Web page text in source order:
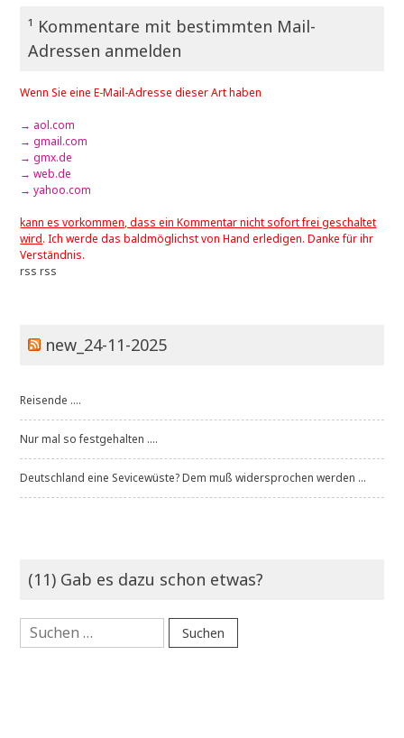
¹ Kommentare mit bestimmten Mail-
Adressen anmelden
Wenn Sie eine E-Mail-Adresse dieser Art haben
→ aol.com
→ gmail.com
→ gmx.de
→ web.de
→ yahoo.com
kann es vorkommen, dass ein Kommentar nicht sofort frei geschaltet
wird. Ich werde das baldmöglichst von Hand erledigen. Danke für ihr
Verständnis.
rss rss
new_24-11-2025
Reisende ....
Nur mal so festgehalten ....
Deutschland eine Sevicewüste? Dem muß widersprochen werden ...
(11) Gab es dazu schon etwas?
Suchen
nach: